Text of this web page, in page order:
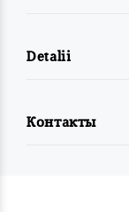
Detalii
Контакты